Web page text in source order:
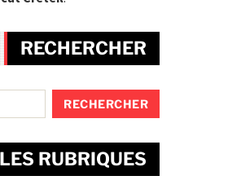
RECHERCHER
LES RUBRIQUES